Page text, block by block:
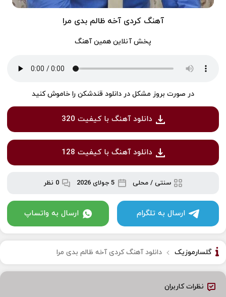
آهنگ کردی آخه ظالم بدی مرا
پخش آنلاین همین آهنگ
در صورت بروز مشکل در دانلود قندشکن را خاموش کنید
دانلود آهنگ با کیفیت 320
دانلود آهنگ با کیفیت 128
سنتی / محلی 5 جولای 2026 0 نظر
ارسال به تلگرام ارسال به واتساپ
گلسارموزیک دانلود آهنگ کردی آخه ظالم بدی مرا
نظرات کاربران